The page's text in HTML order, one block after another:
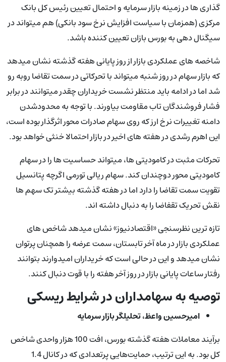
گذاری ها در زمینه بازار سرمایه و احتمال تعیین رئیس کل بانک
مرکزی (همزمان با سیاست افزایش نرخ سود بانکی) هم میتواند در
سیگنال دهی به بورس بازان تعیین کننده باشد.
شاخصه های عملکردی بازار از روز پایانی هفته گذشته نشان میدهد
که بازار سهام در روز شنبه میتواند با تحرکاتی در سمت تقاضا روبه رو
شد اما در ادامه باید منتظر نشست خریداران چقدر میتوانند در برابر
فشار فروشندگان تاب مقاومت بیاورند. با توجه به محدودشدن
دامنه تغییرات نرخ ارز که روی سهام صادرات محور اثرگذار بوده است،
این اهرم رشدی در هفته های اخیر در بازار احتمالا خنثی خواهد بود.
تحرکات مثبت در کامودیتی ها، میتواند حساسیت ها را در سهام
کامودیتی محور دوچندان کند. سهام ریالی تورمی اگرچه پتانسیل
تقویت سمت تقاضا را دارد اما در هفته گذشته بیشتر تک سهم ها
نقش تحریک تقفاضا را به دنبال داشته اند.
تازه ترین نظرسنجی «اقتصادنیوز» نشان میدهد شاخص های
عملکردی بازار در ماه آخر تابستان، سمت عرضه را همچنان پرتوان
نشان میدهد و این در حالی است که خریداران امیدوارند بتوانند
رفتار ساعات پایانی بازار در روز آخر هفته را با قوت دنبال کنند.
توصیه به سهامداران در شرایط ریسکی
امیرحسین واعظ، تحلیلگر بازار سرمایه
برآیند معاملات هفته گذشته بورس، افت 100 هزار واحدی شاخص
کل بود. به این ترتیب، حمایت‌هایی پرتعدادی که در کانال 1.4